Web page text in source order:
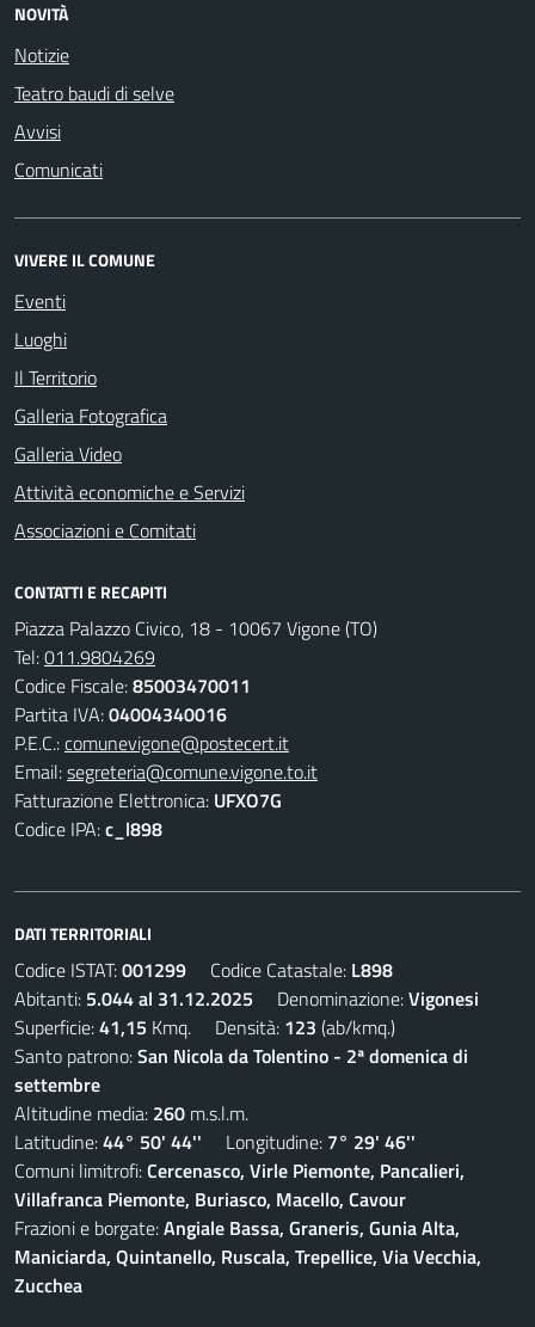
NOVITÀ
Notizie
Teatro baudi di selve
Avvisi
Comunicati
VIVERE IL COMUNE
Eventi
Luoghi
Il Territorio
Galleria Fotografica
Galleria Video
Attività economiche e Servizi
Associazioni e Comitati
CONTATTI E RECAPITI
Piazza Palazzo Civico, 18 - 10067 Vigone (TO)
Tel:011.9804269
Codice Fiscale:85003470011
Partita IVA:04004340016
P.E.C.:comunevigone@postecert.it
Email:segreteria@comune.vigone.to.it
Fatturazione Elettronica: UFXO7G
Codice IPA:c_l898
DATI TERRITORIALI
Codice ISTAT:001299 Codice Catastale: L898
Abitanti: 5.044 al 31.12.2025 Denominazione:Vigonesi
Superficie:41,15 Kmq. Densità: 123 (ab/kmq.)
Santo patrono:San Nicola da Tolentino - 2ª domenica di
settembre
Altitudine media: 260 m.s.l.m.
Latitudine:44° 50' 44'' Longitudine: 7° 29' 46''
Comuni limitrofi:Cercenasco, Virle Piemonte, Pancalieri,
Villafranca Piemonte, Buriasco, Macello, Cavour
Frazioni e borgate:Angiale Bassa, Graneris, Gunia Alta,
Maniciarda, Quintanello, Ruscala, Trepellice, Via Vecchia,
Zucchea